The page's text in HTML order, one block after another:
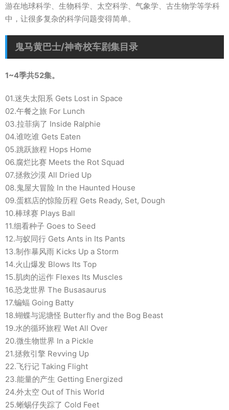
游在地球科学、生物科学、太空科学、气象学、古生物学等学科
中，让很多复杂的科学问题变得简单。
鬼马黄巴士/神奇校车剧集目录
1~4季共52集。
01.迷失太阳系 Gets Lost in Space
02.午餐之旅 For Lunch
03.拉菲病了 Inside Ralphie
04.谁吃谁 Gets Eaten
05.跳跃旅程 Hops Home
06.腐烂比赛 Meets the Rot Squad
07.拯救沙漠 All Dried Up
08.鬼屋大冒险 In the Haunted House
09.蛋糕店的惊险历程 Gets Ready, Set, Dough
10.棒球赛 Plays Ball
11.细看种子 Goes to Seed
12.与蚁同行 Gets Ants in Its Pants
13.制作暴风雨 Kicks Up a Storm
14.火山爆发 Blows Its Top
15.肌肉的运作 Flexes Its Muscles
16.恐龙世界 The Busasaurus
17.蝙蝠 Going Batty
18.蝴蝶与泥塘怪 Butterfly and the Bog Beast
19.水的循环旅程 Wet All Over
20.微生物世界 In a Pickle
21.拯救引擎 Revving Up
22.飞行记 Taking Flight
23.能量的产生 Getting Energized
24.外太空 Out of This World
25.蜥蜴仔失踪了 Cold Feet